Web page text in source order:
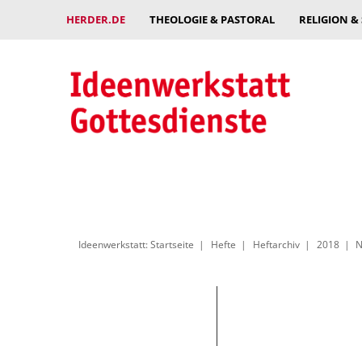
HERDER.DE THEOLOGIE & PASTORAL RELIGION
Ideenwerkstatt: Startseite Hefte Heftarchiv 2018